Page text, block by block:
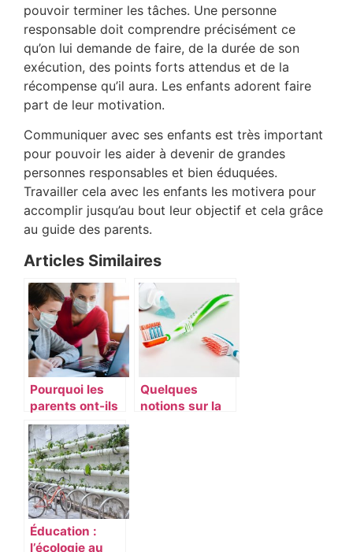
pouvoir terminer les tâches. Une personne
responsable doit comprendre précisément ce
qu’on lui demande de faire, de la durée de son
exécution, des points forts attendus et de la
récompense qu’il aura. Les enfants adorent faire
part de leur motivation.
Communiquer avec ses enfants est très important
pour pouvoir les aider à devenir de grandes
personnes responsables et bien éduquées.
Travailler cela avec les enfants les motivera pour
accomplir jusqu’au bout leur objectif et cela grâce
au guide des parents.
Articles Similaires
Pourquoi les
parents ont-ils
besoin
d’éducation ?
Quelques
notions sur la
Éducation :
l’écologie au